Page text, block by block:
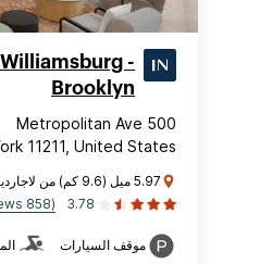
-
Brooklyn
500 Metropolitan Ave
11211, United States
5.97 ميل (9.6 كم) من لاجارديا (LGA)
3.78
(858 reviews)
موقف السيارات